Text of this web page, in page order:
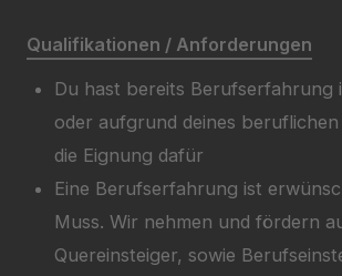
Qualifikationen / Anforderungen
Du hast bereits Berufserfahrung
oder aufgrund deines beruflichen
die Eignung dafür
Eine Berufserfahrung ist
Muss. Wir nehmen und fördern
Quereinsteiger, sowie